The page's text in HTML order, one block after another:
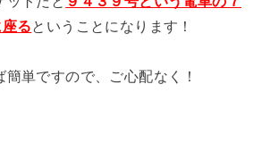
るということになります！
単ですので、ご心配なく！